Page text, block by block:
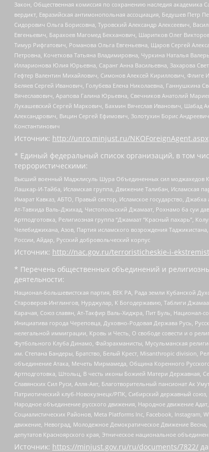
Закон, Общественная комиссия по сохранению наследия
вердикт, Евразийская антимонопольная ассоциация, Бедушев
Сидорович Ольга Борисовна, Туровский Александр Алексеевич,
Евгеньевич, Барахоев Магомед Бекханович, Шарипков Олег
Тимур Рифгатович, Романова Ольга Евгеньевна, Щаров Сергей
Петровна, Кочеткова Татьяна Владимировна, Чуркина Наталья
Илларионова Юлия Юрьевна, Саранг Анна Васильевна, Захарова
Гефтер Валентин Михайлович, Симонов Алексей Кириллович,
Беляев Сергей Иванович, Голубева Елена Николаевна, Ганнушкина
Вячеславович, Арапова Галина Юрьевна, Свечников Анатолий
Лукашевский Сергей Маркович, Бахмин Вячеслав Иванович, Шабад
Александрович, Вицин Сергей Ефимович, Золотухин Борис
Константинович
Источник: http://unro.minjust.ru/NKOForeignAgent.aspx
* Единый федеральный список организаций, в том
террористическими:
Высший военный Маджлисуль Шура Объединенных сил моджахедов
Лашкар-И-Тайба, Исламская группа, Движение Талибан, Исламская
Имарат Кавказ, АБТО, Правый сектор, Исламское государство,
Ат-Тавхида Валь-Джихад, Чистопольский Джамаат, Рохнамо ба суи
Артподготовка, Религиозная группа “Джамаат “Красный пахарь”,
Челебиджихана, Азов, Партия исламского возрождения
России, Айдар, Русский добровольческий корпус
Источник: http://nac.gov.ru/terroristicheskie-i-
* Перечень общественных объединений и
деятельности:
Национал-большевистская партия, ВЕК РА, Рада земли Кубанской
Староверов-Инглингов, Нурджулар, К Богодержавию, Таблиги
Карачая, Союз славян, Ат-Такфир Валь-Хиджра, Пит Буль, Национал-
Инициатива города Череповца, Духовно-Родовая Держава Русь,
нелегальной иммиграции, Кровь и Честь, О свободе совести и о
Футбольного Клуба Динамо, Файзрахманисты, Мусульманская
им. Степана Бандеры, Братство, Белый Крест, Misanthropic division,
объединение Атака, Мечеть Мирмамеда, Община Коренного
Артподготовка, Штольц, В честь иконы Божией Матери Державная,
Славянских Сил Руси, Алля-Аят, Благотворительный пансионат Ак
Патриотический клуб-Новокузнецк/РПК, Сибирский державный
Народное объединение русского движения, Народное движение
Социалистических Районов, Meta Platforms Inc, Facebook, Instagram,
движение, Невоград, Молодежное Демократическое Движение
депутатов Красноярского края, Этническое национальное
Источник: https://minjust.gov.ru/ru/documents/7822/